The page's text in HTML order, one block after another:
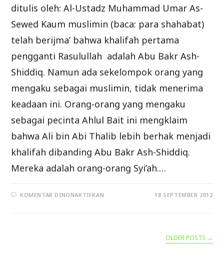
ditulis oleh: Al-Ustadz Muhammad Umar As-
Sewed Kaum muslimin (baca: para shahabat)
telah berijma’ bahwa khalifah pertama
pengganti Rasulullah adalah Abu Bakr Ash-
Shiddiq. Namun ada sekelompok orang yang
mengaku sebagai muslimin, tidak menerima
keadaan ini. Orang-orang yang mengaku
sebagai pecinta Ahlul Bait ini mengklaim
bahwa Ali bin Abi Thalib lebih berhak menjadi
khalifah dibanding Abu Bakr Ash-Shiddiq.
Mereka adalah orang-orang Syi’ah.…
KOMENTAR DINONAKTIFKAN 18 SEPTEMBER 2012
OLDER POSTS →